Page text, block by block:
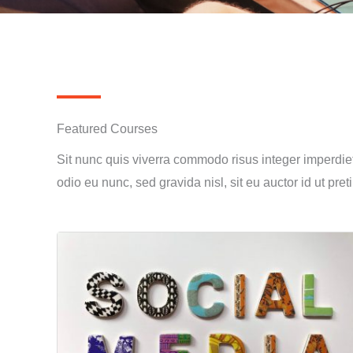
Featured Courses
Sit nunc quis viverra commodo risus integer
odio eu nunc, sed gravida nisl, sit eu auctor id ut